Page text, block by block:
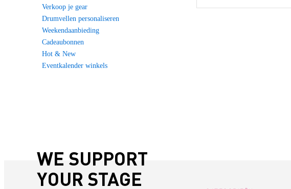
Verkoop je gear
Drumvellen personaliseren
Weekendaanbieding
Cadeaubonnen
Hot & New
Eventkalender winkels
WE SUPPORT
YOUR STAGE